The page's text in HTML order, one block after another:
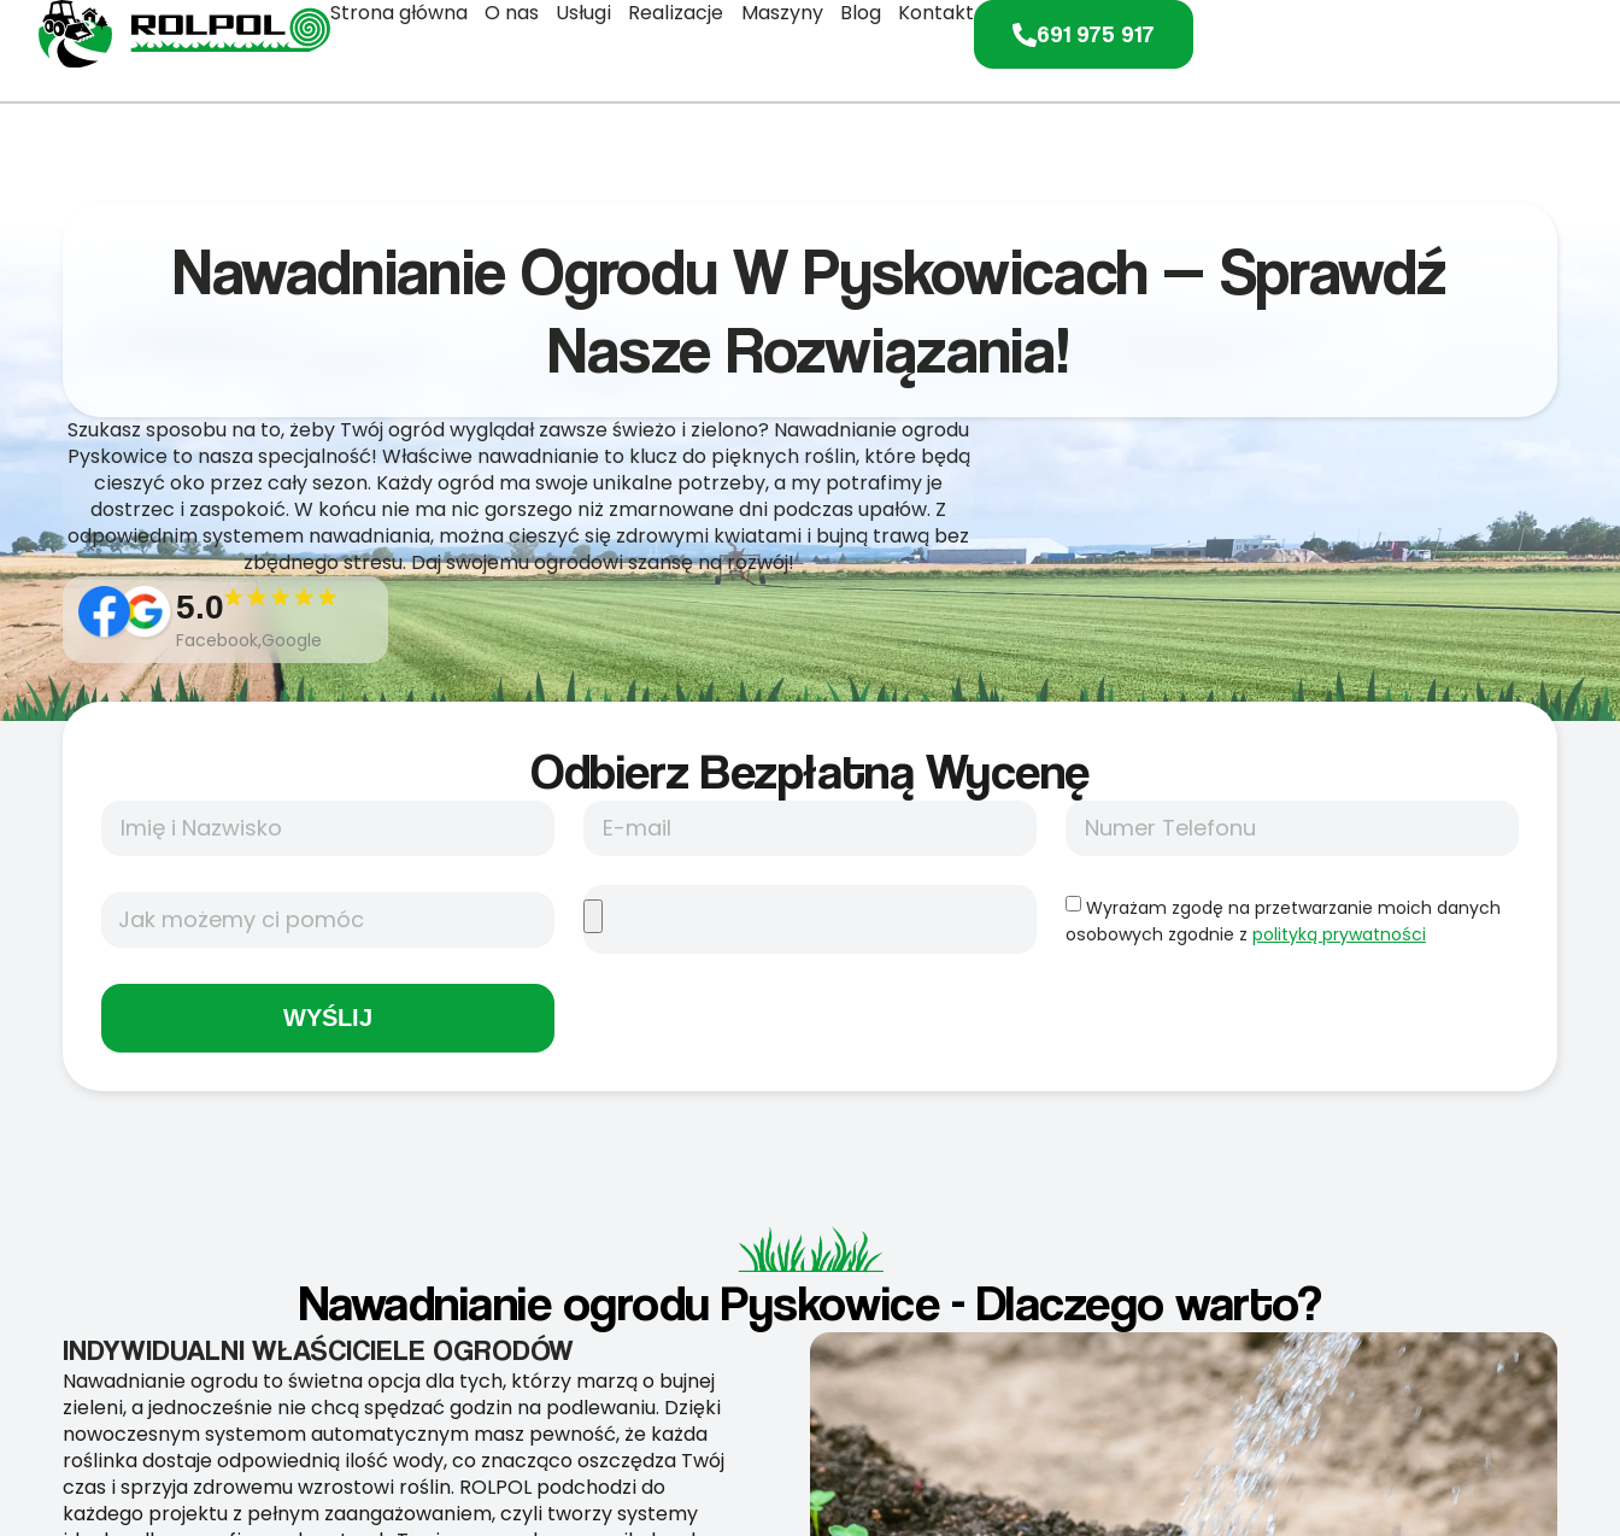
Strona główna O nas Usługi Realizacje Maszyny Blog Kontakt
691 975 917
Nawadnianie Ogrodu W Pyskowicach — Sprawdź
Nasze Rozwiązania!
Szukasz sposobu na to, żeby Twój ogród wyglądał zawsze świeżo i zielono? Nawadnianie ogrodu
Pyskowice to nasza specjalność! Właściwe nawadnianie to klucz do pięknych roślin, które będą
cieszyć oko przez cały sezon. Każdy ogród ma swoje unikalne potrzeby, a my potrafimy je
dostrzec i zaspokoić. W końcu nie ma nic gorszego niż zmarnowane dni podczas upałów. Z
odpowiednim systemem nawadniania, można cieszyć się zdrowymi kwiatami i bujną trawą bez
zbędnego stresu. Daj swojemu ogrodowi szansę na rozwój!
5.0
Facebook,Google
Odbierz Bezpłatną Wycenę
Wyrażam zgodę na przetwarzanie moich danych
osobowych zgodnie z polityką prywatności
WYŚLIJ
Nawadnianie ogrodu Pyskowice - Dlaczego warto?
INDYWIDUALNI WŁAŚCICIELE OGRODÓW
Nawadnianie ogrodu to świetna opcja dla tych, którzy marzą o bujnej
zieleni, a jednocześnie nie chcą spędzać godzin na podlewaniu. Dzięki
nowoczesnym systemom automatycznym masz pewność, że każda
roślinka dostaje odpowiednią ilość wody, co znacząco oszczędza Twój
czas i sprzyja zdrowemu wzrostowi roślin. ROLPOL podchodzi do
każdego projektu z pełnym zaangażowaniem, czyli tworzy systemy